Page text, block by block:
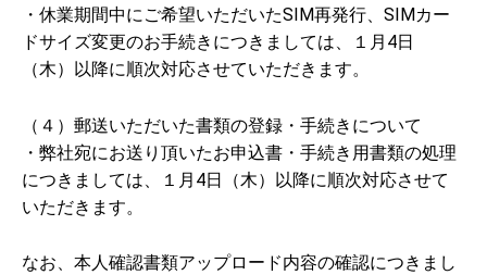
・休業期間中にご希望いただいたSIM再発行、SIMカー
ドサイズ変更のお手続きにつきましては、１月4日
（木）以降に順次対応させていただきます。
（４）郵送いただいた書類の登録・手続きについて
・弊社宛にお送り頂いたお申込書・手続き用書類の処理
につきましては、１月4日（木）以降に順次対応させて
いただきます。
なお、本人確認書類アップロード内容の確認につきまし